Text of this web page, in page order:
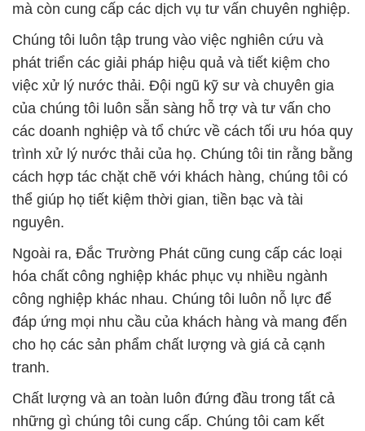
mà còn cung cấp các dịch vụ tư vấn chuyên nghiệp.
Chúng tôi luôn tập trung vào việc nghiên cứu và
phát triển các giải pháp hiệu quả và tiết kiệm cho
việc xử lý nước thải. Đội ngũ kỹ sư và chuyên gia
của chúng tôi luôn sẵn sàng hỗ trợ và tư vấn cho
các doanh nghiệp và tổ chức về cách tối ưu hóa quy
trình xử lý nước thải của họ. Chúng tôi tin rằng bằng
cách hợp tác chặt chẽ với khách hàng, chúng tôi có
thể giúp họ tiết kiệm thời gian, tiền bạc và tài
nguyên.
Ngoài ra, Đắc Trường Phát cũng cung cấp các loại
hóa chất công nghiệp khác phục vụ nhiều ngành
công nghiệp khác nhau. Chúng tôi luôn nỗ lực để
đáp ứng mọi nhu cầu của khách hàng và mang đến
cho họ các sản phẩm chất lượng và giá cả cạnh
tranh.
Chất lượng và an toàn luôn đứng đầu trong tất cả
những gì chúng tôi cung cấp. Chúng tôi cam kết